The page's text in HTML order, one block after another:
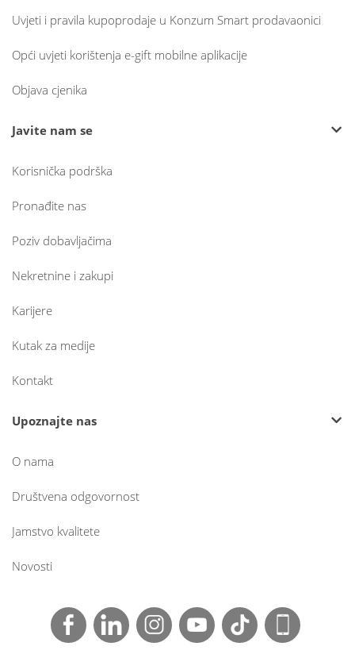
Uvjeti i pravila kupoprodaje u Konzum Smart prodavaonici
Opći uvjeti korištenja e-gift mobilne aplikacije
Objava cjenika
Javite nam se
Korisnička podrška
Pronađite nas
Poziv dobavljačima
Nekretnine i zakupi
Karijere
Kutak za medije
Kontakt
Upoznajte nas
O nama
Društvena odgovornost
Jamstvo kvalitete
Novosti